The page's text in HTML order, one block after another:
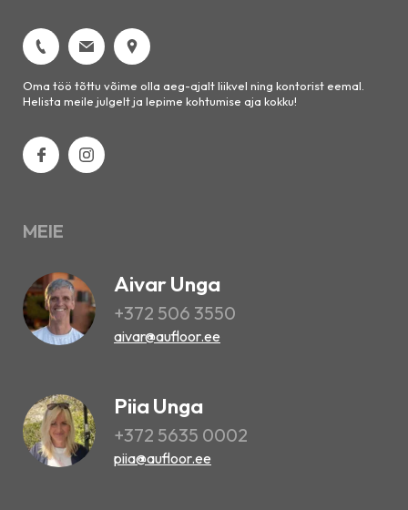
Oma töö tõttu võime olla aeg-ajalt liikvel ning kontorist eemal.
Helista meile julgelt ja lepime kohtumise aja kokku!
MEIE
Aivar Unga
+372 506 3550
aivar@aufloor.ee
Piia Unga
+372 5635 0002
piia@aufloor.ee